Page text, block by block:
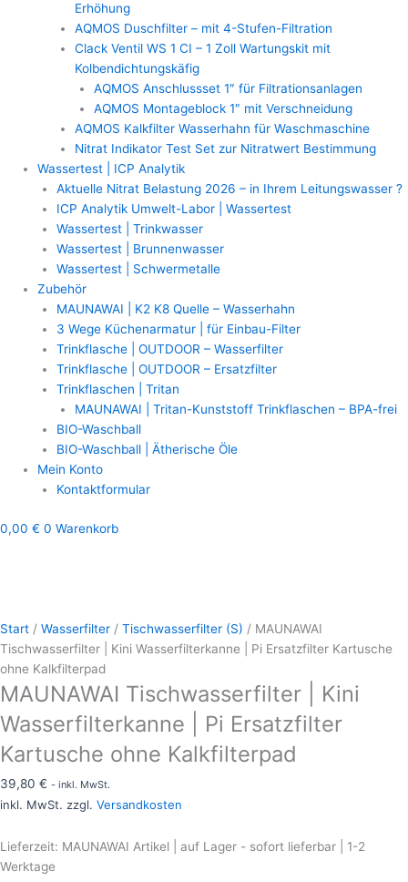
Erhöhung
AQMOS Duschfilter – mit 4-Stufen-Filtration
Clack Ventil WS 1 CI – 1 Zoll Wartungskit mit
Kolbendichtungskäfig
AQMOS Anschlussset 1″ für Filtrationsanlagen
AQMOS Montageblock 1″ mit Verschneidung
AQMOS Kalkfilter Wasserhahn für Waschmaschine
Nitrat Indikator Test Set zur Nitratwert Bestimmung
Wassertest | ICP Analytik
Aktuelle Nitrat Belastung 2026 – in Ihrem Leitungswasser ?
ICP Analytik Umwelt-Labor | Wassertest
Wassertest | Trinkwasser
Wassertest | Brunnenwasser
Wassertest | Schwermetalle
Zubehör
MAUNAWAI | K2 K8 Quelle – Wasserhahn
3 Wege Küchenarmatur | für Einbau-Filter
Trinkflasche | OUTDOOR – Wasserfilter
Trinkflasche | OUTDOOR – Ersatzfilter
Trinkflaschen | Tritan
MAUNAWAI | Tritan-Kunststoff Trinkflaschen – BPA-frei
BIO-Waschball
BIO-Waschball | Ätherische Öle
Mein Konto
Kontaktformular
0,00 € 0 Warenkorb
Start / Wasserfilter / Tischwasserfilter (S) / MAUNAWAI
Tischwasserfilter | Kini Wasserfilterkanne | Pi Ersatzfilter Kartusche
ohne Kalkfilterpad
MAUNAWAI Tischwasserfilter | Kini
Wasserfilterkanne | Pi Ersatzfilter
Kartusche ohne Kalkfilterpad
39,80 € - inkl. MwSt.
inkl. MwSt. zzgl. Versandkosten
Lieferzeit: MAUNAWAI Artikel | auf Lager - sofort lieferbar | 1-2
Werktage